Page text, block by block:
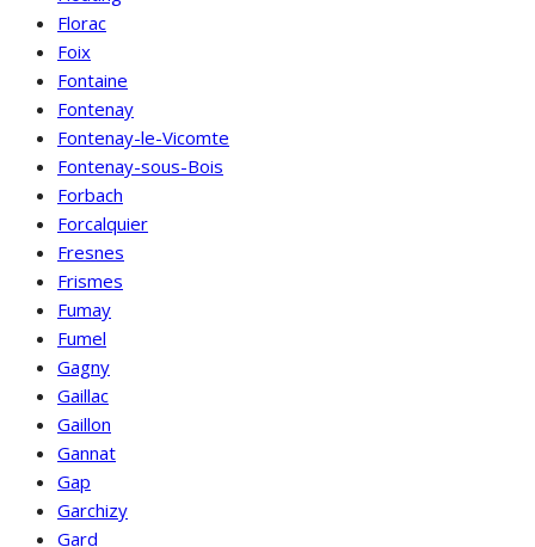
Florac
Foix
Fontaine
Fontenay
Fontenay-le-Vicomte
Fontenay-sous-Bois
Forbach
Forcalquier
Fresnes
Frismes
Fumay
Fumel
Gagny
Gaillac
Gaillon
Gannat
Gap
Garchizy
Gard